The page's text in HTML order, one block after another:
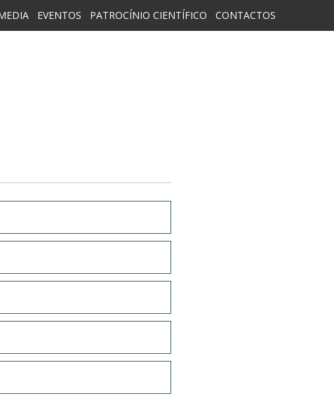
EVENTOS PATROCÍNIO CIENTÍFICO CONTACTOS